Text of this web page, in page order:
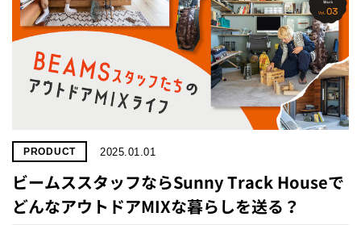
PRODUCT 2025.01.01
ビームススタッフならSunny Track Houseで
どんなアウトドアMIXな暮らしを送る？